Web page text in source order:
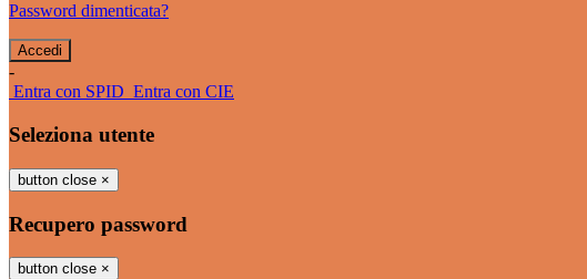
Password dimenticata?
-
Entra con SPID Entra con CIE
Seleziona utente
button close ×
Recupero password
button close ×